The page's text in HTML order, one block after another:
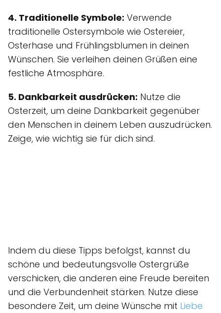
4. Traditionelle Symbole: Verwende
traditionelle Ostersymbole wie Ostereier,
Osterhase und Frühlingsblumen in deinen
Wünschen. Sie verleihen deinen Grüßen eine
festliche Atmosphäre.
5. Dankbarkeit ausdrücken: Nutze die
Osterzeit, um deine Dankbarkeit gegenüber
den Menschen in deinem Leben auszudrücken.
Zeige, wie wichtig sie für dich sind.
Indem du diese Tipps befolgst, kannst du
schöne und bedeutungsvolle Ostergrüße
verschicken, die anderen eine Freude bereiten
und die Verbundenheit stärken. Nutze diese
besondere Zeit, um deine Wünsche mit Liebe